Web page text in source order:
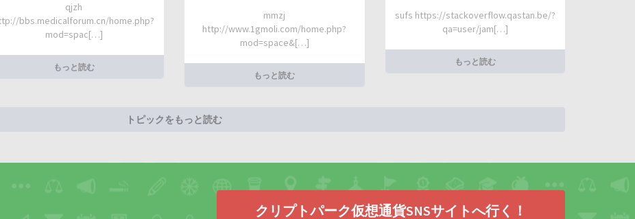
qjzh
bbs.medicalforum.cn/home.php?
mod=spac[…]
もっと読む
mmzj
http://www.1gmoli.com/home.php?
mod=space&[…]
もっと読む
sufs https://stackoverflow.qastan.be/?
qa=user/jam[…]
もっと読む
トピックをもっと読む
クリプトパーク仮想通貨SNSサイトへ行く！